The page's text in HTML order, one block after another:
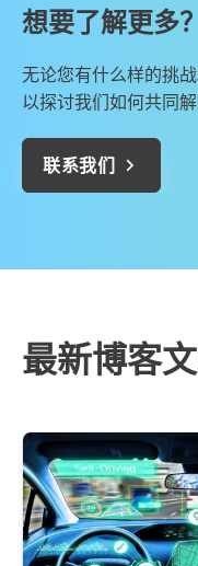
想要了解更多？
无论您有什么样的挑
以探讨我们如何共同解
联系我们
最新博客